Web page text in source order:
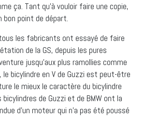
ça. Tant qu’à vouloir faire une copie,
bon point de départ.
les fabricants ont essayé de faire
de la GS, depuis les pures
jusqu’aux plus ramollies comme
le bicylindre en V de Guzzi est peut-être
le mieux le caractère du bicylindre
bicylindres de Guzzi et de BMW ont la
d’un moteur qui n’a pas été poussé